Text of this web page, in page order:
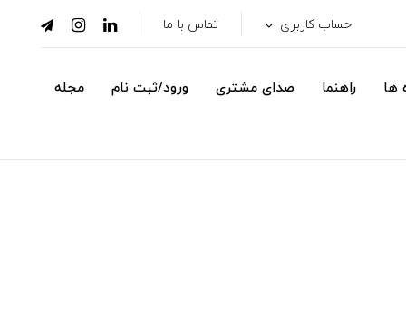
حساب کاربری تماس با ما
ها راهنما صدای مشتری ورود/ثبت نام مجله